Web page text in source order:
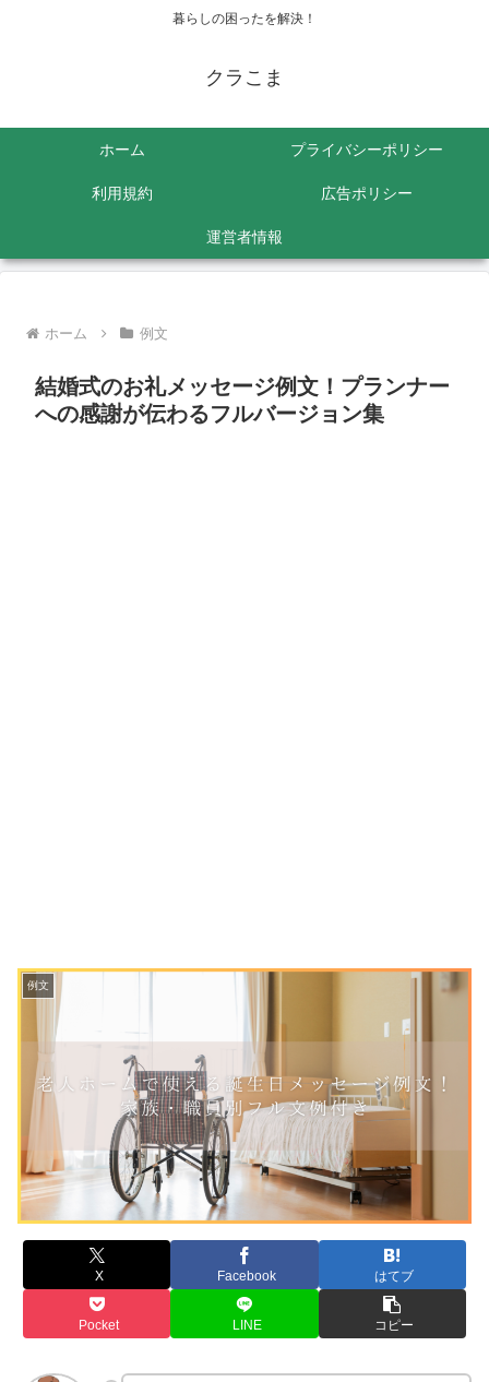
暮らしの困ったを解決！
クラこま
ホーム プライバシーポリシー
利用規約 広告ポリシー
運営者情報
ホーム 例文
結婚式のお礼メッセージ例文！プランナー
への感謝が伝わるフルバージョン集
例文
X Facebook はてブ
Pocket LINE コピー